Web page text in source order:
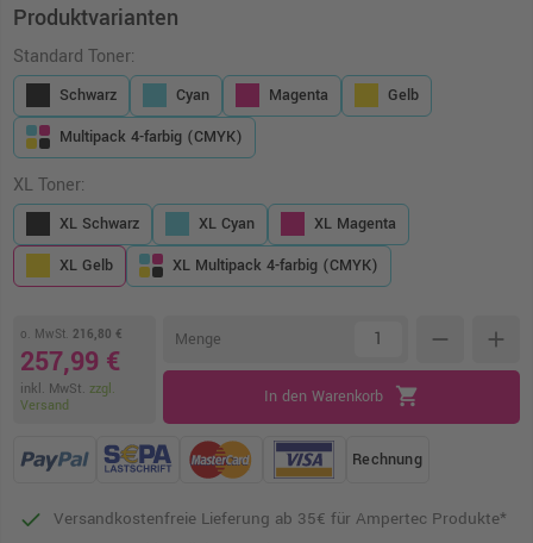
Produktvarianten
Standard Toner:
Schwarz Cyan Magenta
Gelb
Multipack 4-farbig (CMYK)
XL Toner:
XL Schwarz XL Cyan
XL Magenta
XL Gelb
XL Multipack 4-farbig (CMYK)
o. MwSt. 216,80 €
257,99 €
inkl. MwSt. zzgl.
Versand
Menge remove add
In den Warenkorb shopping_cart
Rechnung
Versandkostenfreie Lieferung ab 35€ für Ampertec Produkte*